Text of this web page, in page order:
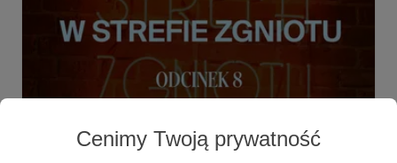
Cenimy Twoją prywatność
Brak komentarzy